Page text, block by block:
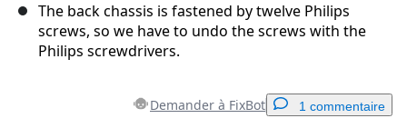
The back chassis is fastened by twelve Philips
screws, so we have to undo the screws with the
Philips screwdrivers.
Demander à FixBot 1 commentaire